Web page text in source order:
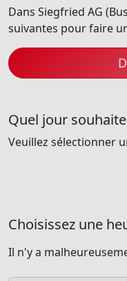
Dans Siegfried AG
suivantes pour faire
Quel jour
Veuillez sélectionner
Choisissez une
Il n'y a